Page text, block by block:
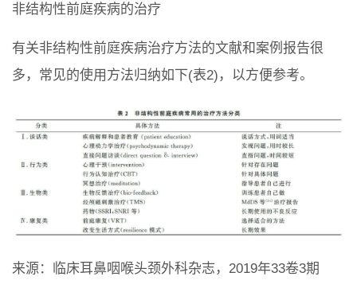
非结构性前庭疾病的治疗
有关非结构性前庭疾病治疗方法的文献和案例报告很
多，常见的使用方法归纳如下(表2)，以方便参考。
来源：临床耳鼻咽喉头颈外科杂志，2019年33卷3期